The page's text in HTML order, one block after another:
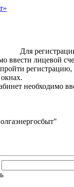
Для
ввести лицевой
регистрацию,
необходимо
и